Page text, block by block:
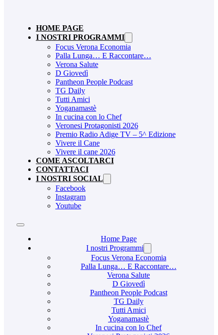
HOME PAGE
I NOSTRI PROGRAMMI
Focus Verona Economia
Palla Lunga… E Raccontare…
Verona Salute
D Giovedì
Pantheon People Podcast
TG Daily
Tutti Amici
Yoganamastè
In cucina con lo Chef
Veronesi Protagonisti 2026
Premio Radio Adige TV – 5^ Edizione
Vivere il Cane
Vivere il cane 2026
COME ASCOLTARCI
CONTATTACI
I NOSTRI SOCIAL
Facebook
Instagram
Youtube
Home Page
I nostri Programmi
Focus Verona Economia
Palla Lunga… E Raccontare…
Verona Salute
D Giovedì
Pantheon People Podcast
TG Daily
Tutti Amici
Yoganamastè
In cucina con lo Chef